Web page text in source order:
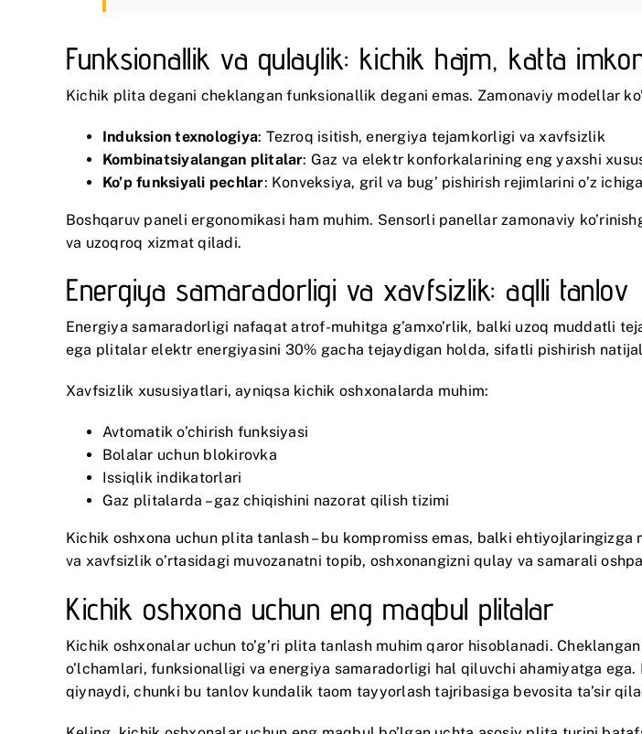
Funksionallik va qulaylik: kichik hajm, katta
Kichik plita degani cheklangan funksionallik degani emas. Zamonaviy modellar
Induksion texnologiya: Tezroq isitish, energiya tejamkorligi va xavfsizlik
Kombinatsiyalangan plitalar: Gaz va elektr konforkalarining eng yaxshi
Ko’p funksiyali pechlar: Konveksiya, gril va bug’ pishirish rejimlarini o’z
Boshqaruv paneli ergonomikasi ham muhim. Sensorli panellar zamonaviy
va uzoqroq xizmat qiladi.
Energiya samaradorligi va xavfsizlik: aqlli tanlov
Energiya samaradorligi nafaqat atrof-muhitga g’amxo’rlik, balki uzoq muddatli
ega plitalar elektr energiyasini 30% gacha tejaydigan holda, sifatli pishirish
Xavfsizlik xususiyatlari, ayniqsa kichik oshxonalarda muhim:
Avtomatik o’chirish funksiyasi
Bolalar uchun blokirovka
Issiqlik indikatorlari
Gaz plitalarda – gaz chiqishini nazorat qilish tizimi
Kichik oshxona uchun plita tanlash – bu kompromiss emas, balki
va xavfsizlik o’rtasidagi muvozanatni topib, oshxonangizni qulay va samarali
Kichik oshxona uchun eng maqbul plitalar
Kichik oshxonalar uchun to’g’ri plita tanlash muhim qaror hisoblanadi.
o’lchamlari, funksionalligi va energiya samaradorligi hal qiluvchi ahamiyatga
qiynaydi, chunki bu tanlov kundalik taom tayyorlash tajribasiga bevosita ta’sir